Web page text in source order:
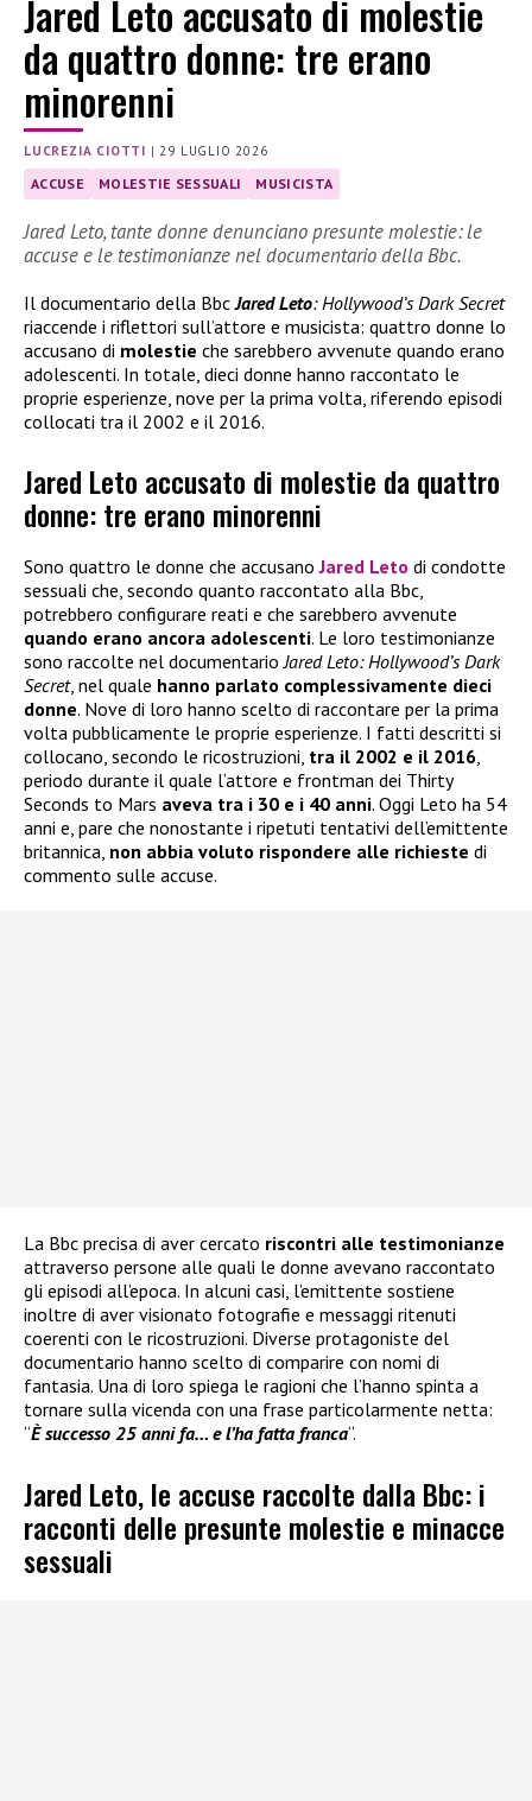
Jared Leto accusato di molestie
da quattro donne: tre erano
minorenni
LUCREZIA CIOTTI |29 LUGLIO 2026
ACCUSE MOLESTIE SESSUALI MUSICISTA
Jared Leto, tante donne denunciano presunte molestie: le
accuse e le testimonianze nel documentario della Bbc.
Il documentario della BbcJared Leto: Hollywood’s Dark Secret
riaccende i riflettori sull’attore e musicista: quattro donne lo
accusano di molestie che sarebbero avvenute quando erano
adolescenti. In totale, dieci donne hanno raccontato le
proprie esperienze, nove per la prima volta, riferendo episodi
collocati tra il 2002 e il 2016.
Jared Leto accusato di molestie da quattro
donne: tre erano minorenni
Sono quattro le donne che accusanoJared Leto di condotte
sessuali che, secondo quanto raccontato alla Bbc,
potrebbero configurare reati e che sarebbero avvenute
quando erano ancora adolescenti. Le loro testimonianze
sono raccolte nel documentarioJared Leto: Hollywood’s Dark
Secret, nel quale hanno parlato complessivamente dieci
donne. Nove di loro hanno scelto di raccontare per la prima
volta pubblicamente le proprie esperienze. I fatti descritti si
collocano, secondo le ricostruzioni, tra il 2002 e il 2016,
periodo durante il quale l’attore e frontman dei Thirty
Seconds to Mars aveva tra i 30 e i 40 anni. Oggi Leto ha 54
anni e, pare che nonostante i ripetuti tentativi dell’emittente
britannica, non abbia voluto rispondere alle richieste di
commento sulle accuse.
La Bbc precisa di aver cercato riscontri alle testimonianze
attraverso persone alle quali le donne avevano raccontato
gli episodi all’epoca. In alcuni casi, l’emittente sostiene
inoltre di aver visionato fotografie e messaggi ritenuti
coerenti con le ricostruzioni. Diverse protagoniste del
documentario hanno scelto di comparire con nomi di
fantasia. Una di loro spiega le ragioni che l’hanno spinta a
tornare sulla vicenda con una frase particolarmente netta:
“È successo 25 anni fa… e l’ha fatta franca“.
Jared Leto, le accuse raccolte dalla Bbc: i
racconti delle presunte molestie e minacce
sessuali